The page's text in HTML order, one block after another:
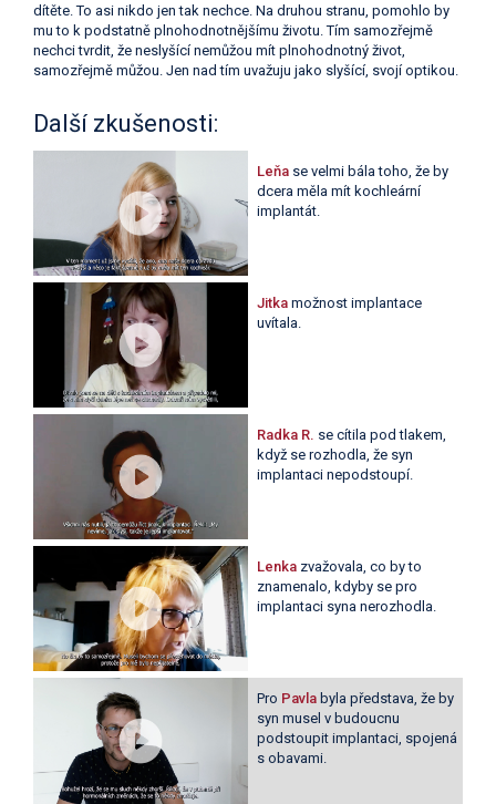
dítěte. To asi nikdo jen tak nechce. Na druhou stranu, pomohlo by
mu to k podstatně plnohodnotnějšímu životu. Tím samozřejmě
nechci tvrdit, že neslyšící nemůžou mít plnohodnotný život,
samozřejmě můžou. Jen nad tím uvažuju jako slyšící, svojí optikou.
Další zkušenosti:
Leňase velmi bála toho, že by
dcera měla mít kochleární
implantát.
Jitkamožnost implantace
uvítala.
Radka R. se cítila pod tlakem,
když se rozhodla, že syn
implantaci nepodstoupí.
Lenkazvažovala, co by to
znamenalo, kdyby se pro
implantaci syna nerozhodla.
Pro Pavlabyla představa, že by
syn musel v budoucnu
podstoupit implantaci, spojená
s obavami.